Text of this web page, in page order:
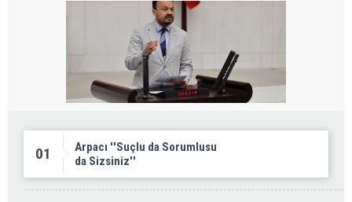
01
Arpacı ''Suçlu da Sorumlusu
da Sizsiniz''